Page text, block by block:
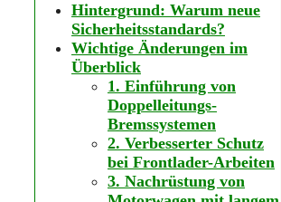
Hintergrund: Warum neue
Sicherheitsstandards?
Wichtige Änderungen im
Überblick
1. Einführung von
Doppelleitungs-
Bremssystemen
2. Verbesserter Schutz
bei Frontlader-Arbeiten
3. Nachrüstung von